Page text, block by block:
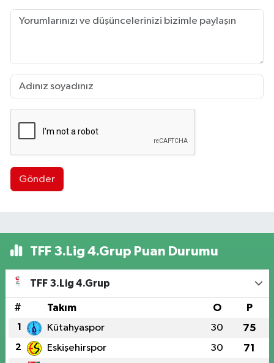
Gönder
TFF 3.Lig 4.Grup Puan Durumu
TFF 3.Lig 4.Grup
# Takım O P
1 Kütahyaspor 30 75
2 Eskişehirspor 30 71